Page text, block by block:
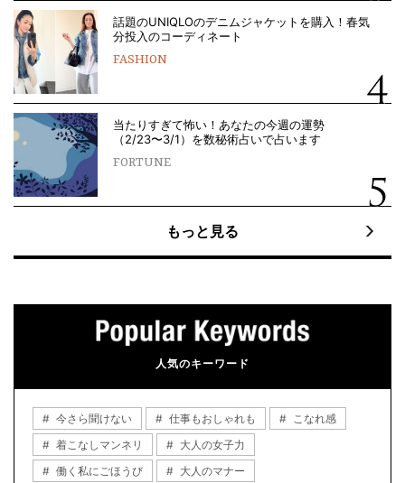
話題のUNIQLOのデニムジャケットを購入！春気
分投入のコーディネート
FASHION
当たりすぎて怖い！あなたの今週の運勢
（2/23〜3/1）を数秘術占いで占います
FORTUNE
もっと見る
人気のキーワード
今さら聞けない 仕事もおしゃれも
こなれ感
着こなしマンネリ
大人の女子力
働く私にごほうび
大人のマナー